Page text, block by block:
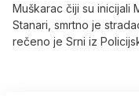
Muškarac čiji su inicijali
Stanari, smrtno je
rečeno je Srni iz